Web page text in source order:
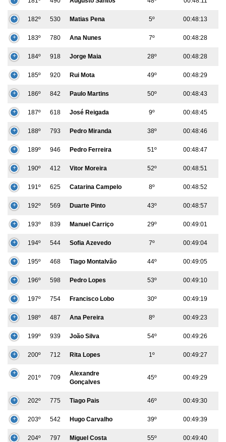
182º 530 Matias Pena 5º 00:48:13
183º 780 Ana Nunes 7º 00:48:28
184º 918 Jorge Maia 28º 00:48:28
185º 920 Rui Mota 49º 00:48:29
186º 842 Paulo Martins 50º 00:48:43
187º 618 José Reigada 9º 00:48:45
188º 793 Pedro Miranda 38º 00:48:46
189º 946 Pedro Ferreira 51º 00:48:47
190º 412 Vitor Moreira 52º 00:48:51
191º 625 Catarina Campelo 8º 00:48:52
192º 569 Duarte Pinto 43º 00:48:57
193º 839 Manuel Carriço 29º 00:49:01
194º 544 Sofia Azevedo 7º 00:49:04
195º 468 Tiago Montalvão 44º 00:49:05
196º 598 Pedro Lopes 53º 00:49:10
197º 754 Francisco Lobo 30º 00:49:19
198º 487 Ana Pereira 8º 00:49:23
199º 939 João Silva 54º 00:49:26
200º 712 Rita Lopes 1º 00:49:27
201º 709
Alexandre
Gonçalves
45º 00:49:29
202º 775 Tiago Pais 46º 00:49:30
203º 542 Hugo Carvalho 39º 00:49:39
204º 797 Miguel Costa 55º 00:49:40